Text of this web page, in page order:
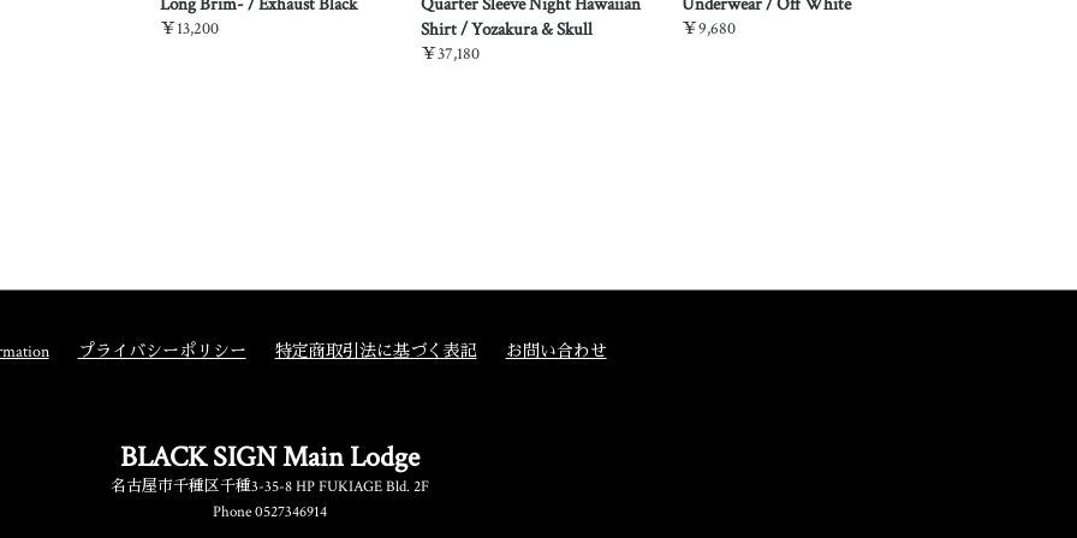
￥13,200
Shirt / Yozakura & Skull
￥37,180
￥9,680
プライバシーポリシー 特定商取引法に基づく表記 お問い合わせ
BLACK SIGN Main Lodge
名古屋市千種区千種3-35-8 HP FUKIAGE Bld. 2F
Phone 0527346914